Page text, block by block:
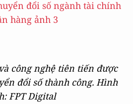
công nghệ tiên tiến được
đổi số thành công. Hình
FPT Digital